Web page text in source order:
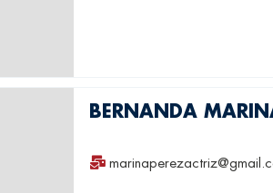
BERNANDA